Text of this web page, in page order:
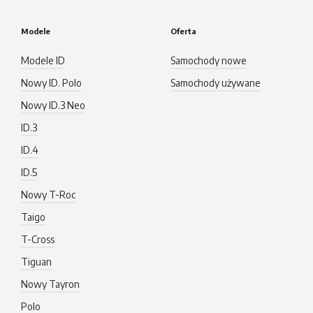
Modele
Modele ID
Nowy ID. Polo
Nowy ID.3 Neo
ID.3
ID.4
ID.5
Nowy T-Roc
Taigo
T-Cross
Tiguan
Nowy Tayron
Polo
Oferta
Samochody nowe
Samochody używane